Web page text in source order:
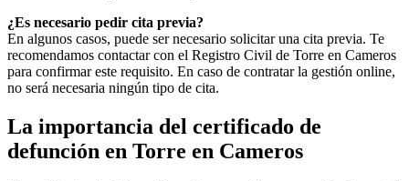
¿Es necesario pedir cita previa?
En algunos casos, puede ser necesario solicitar una cita previa. Te
recomendamos contactar con el Registro Civil de Torre en Cameros
para confirmar este requisito. En caso de contratar la gestión online,
no será necesaria ningún tipo de cita.
La importancia del certificado de
defunción en Torre en Cameros